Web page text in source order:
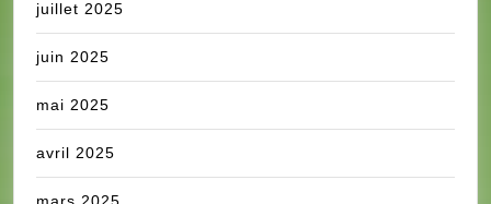
juillet 2025
juin 2025
mai 2025
avril 2025
mars 2025